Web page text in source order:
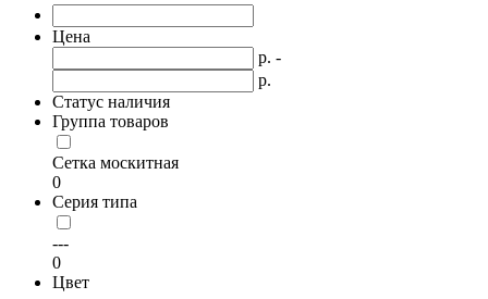
Цена
р. -
р.
Статус наличия
Группа товаров
Сетка москитная
0
Серия типа
---
0
Цвет